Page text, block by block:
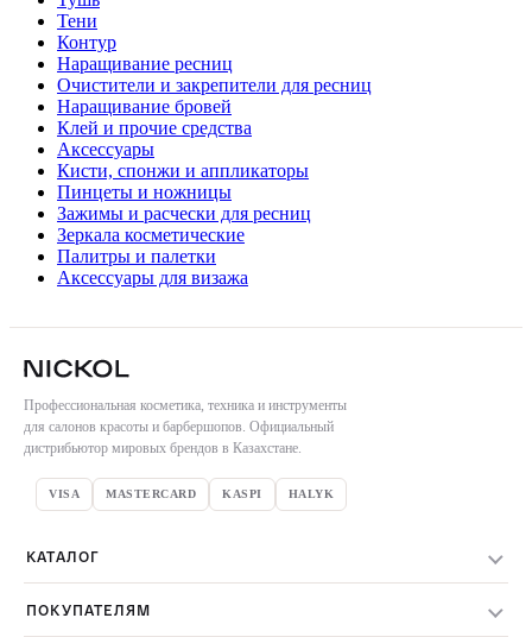
Тени
Контур
Наращивание ресниц
Очистители и закрепители для ресниц
Наращивание бровей
Клей и прочие средства
Аксессуары
Кисти, спонжи и аппликаторы
Пинцеты и ножницы
Зажимы и расчески для ресниц
Зеркала косметические
Палитры и палетки
Аксессуары для визажа
Профессиональная косметика, техника и инструменты
для салонов красоты и барбершопов. Официальный
дистрибьютор мировых брендов в Казахстане.
VISA MASTERCARD KASPI HALYK
КАТАЛОГ
ПОКУПАТЕЛЯМ